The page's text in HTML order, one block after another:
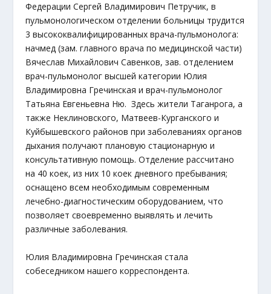
Федерации Сергей Владимирович Петручик, в
пульмонологическом отделении больницы трудится
3 высококвалифицированных врача-пульмонолога:
начмед (зам. главного врача по медицинской части)
Вячеслав Михайлович Савенков, зав. отделением
врач-пульмонолог высшей категории Юлия
Владимировна Гречинская и врач-пульмонолог
Татьяна Евгеньевна Ню. Здесь жители Таганрога, а
также Неклиновского, Матвеев-Курганского и
Куйбышевского районов при заболеваниях органов
дыхания получают плановую стационарную и
консультативную помощь. Отделение рассчитано
на 40 коек, из них 10 коек дневного пребывания;
оснащено всем необходимым современным
лечебно-диагностическим оборудованием, что
позволяет своевременно выявлять и лечить
различные заболевания.
Юлия Владимировна Гречинская стала
собеседником нашего корреспондента.